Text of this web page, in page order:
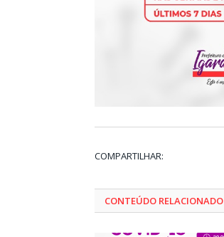
COMPARTILHAR:
CONTEÚDO RELACIONADO